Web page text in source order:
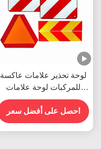
لوحة تحذير علامات عاكسة
للمركبات لوحة علامات
خلفية عاكسة لإيطاليا
وإسبانيا
احصل على أفضل سعر